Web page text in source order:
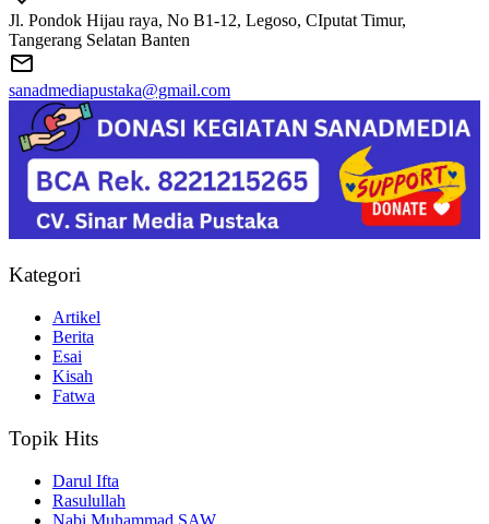
Jl. Pondok Hijau raya, No B1-12, Legoso, CIputat Timur,
Tangerang Selatan Banten
sanadmediapustaka@gmail.com
Kategori
Artikel
Berita
Esai
Kisah
Fatwa
Topik Hits
Darul Ifta
Rasulullah
Nabi Muhammad SAW